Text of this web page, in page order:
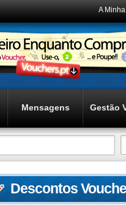
A
Mensagens Gestão
Descontos